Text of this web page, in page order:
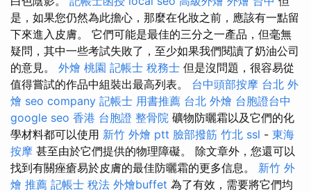
是，如果您仍然為此擔心，那麼在化妝之前，應該有一點留
下來進入皮膚。 它們可能是最佳的三分之一產品，但毫無
疑問，其中一些考試失敗了，至少如果我們閱讀了奶油公司
的意見。 外燴 桃園 記帳士 稅務士 但是沒問題，很容易從
值得嘗試的作品中組裝出最高列表。 台中頭部按摩 台北 外
燴 seo company 記帳士 用書推薦 台北 外燴 台胞證台中
google seo 香港 台胞證 整骨院 礦物防曬霜以及它們的化
學材料都可以使用 新竹 外燴 ptt 臉部撥筋 竹北 ssl - 東海
按摩 甚至由於它們提供的物理障礙。 除文章外，您還可以
找到有關痤瘡易於皮膚的最佳防曬霜的更多信息。 新竹 外
燴 推薦 記帳士 稅法 外燴buffet 為了有效，需要將它們均